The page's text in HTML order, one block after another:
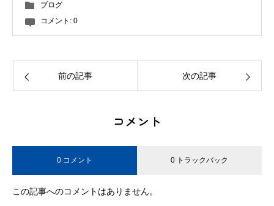
ブログ
コメント: 0
前の記事 次の記事
コメント
0 コメント 0 トラックバック
この記事へのコメントはありません。